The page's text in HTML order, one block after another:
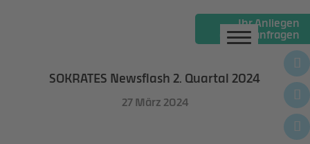
Gebäudemanagement
Ihr Anliegen
online anfragen
SOKRATES Newsflash 2. Quartal 2024
27 März 2024